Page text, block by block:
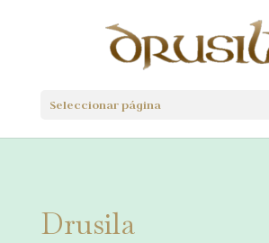
Seleccionar página
Drusila